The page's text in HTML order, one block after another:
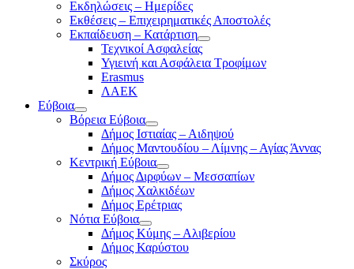
Εκδηλώσεις – Ημερίδες
Εκθέσεις – Επιχειρηματικές Αποστολές
Εκπαίδευση – Κατάρτιση
Τεχνικοί Ασφαλείας
Υγιεινή και Ασφάλεια Τροφίμων
Erasmus
ΛΑΕΚ
Εύβοια
Βόρεια Εύβοια
Δήμος Ιστιαίας – Αιδηψού
Δήμος Μαντουδίου – Λίμνης – Αγίας Άννας
Κεντρική Εύβοια
Δήμος Διρφύων – Μεσσαπίων
Δήμος Χαλκιδέων
Δήμος Ερέτριας
Νότια Εύβοια
Δήμος Κύμης – Αλιβερίου
Δήμος Καρύστου
Σκύρος